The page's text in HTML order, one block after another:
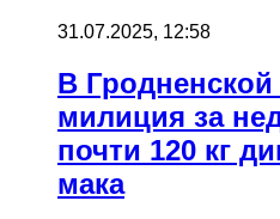
31.07.2025, 12:58
В Гродненской
милиция за
почти 120 кг
мака